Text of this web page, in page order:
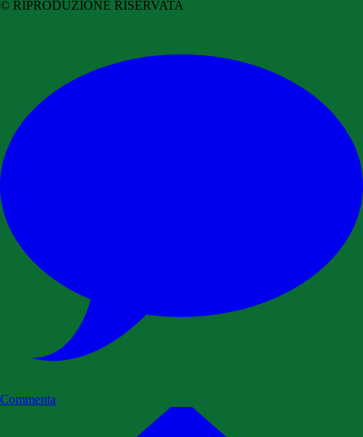
© RIPRODUZIONE RISERVATA
Commenta